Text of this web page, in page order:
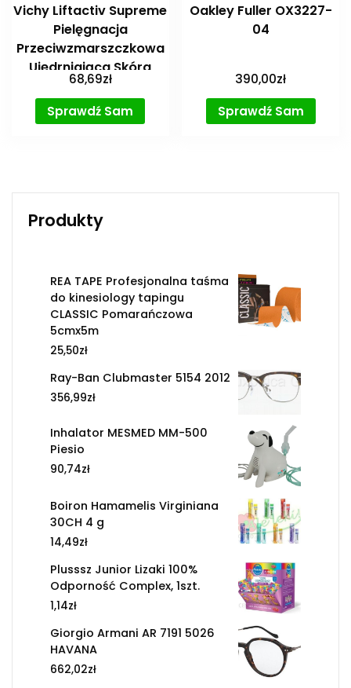
Vichy Liftactiv Supreme
Pielęgnacja
Przeciwzmarszczkowa
Ujędrniająca Skóra
Sucha 50 Ml
68,69zł
Sprawdź Sam
Oakley Fuller OX3227-
04
390,00zł
Sprawdź Sam
Produkty
REA TAPE Profesjonalna taśma
do kinesiology tapingu
CLASSIC Pomarańczowa
5cmx5m
25,50zł
Ray-Ban Clubmaster 5154 2012
356,99zł
Inhalator MESMED MM-500
Piesio
90,74zł
Boiron Hamamelis Virginiana
30CH 4 g
14,49zł
Plusssz Junior Lizaki 100%
Odporność Complex, 1szt.
1,14zł
Giorgio Armani AR 7191 5026
HAVANA
662,02zł